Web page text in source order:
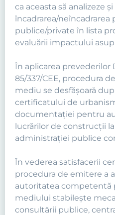
ca aceasta să analizeze
încadrarea/
publice/private în lista
evaluării impactului
În aplicarea prevederilor
85/337/CEE, procedura
mediu se desfăşoară
certificatului de
documentaţiei pentru
lucrărilor de construcţii
administraţiei publice
În vederea satisfacerii
procedura de emitere a
autoritatea competentă
mediului stabileşte
consultării publice,